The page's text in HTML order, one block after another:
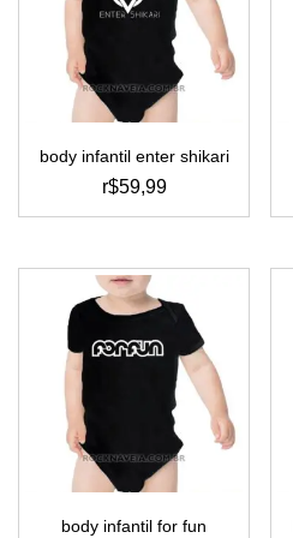
podem
escolhidas
na
página
produto
body infantil enter shikari
r$59,99
este
tem
várias
variantes.
as
opções
podem
escolhidas
na
página
produto
body infantil for fun